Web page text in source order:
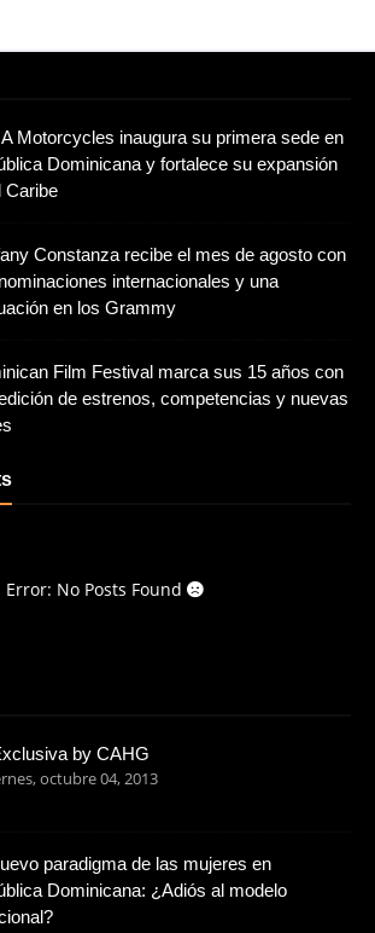
Motorcycles inaugura su primera sede en
Dominicana y fortalece su expansión
Caribe
Constanza recibe el mes de agosto con
internacionales y una
en los Grammy
Film Festival marca sus 15 años con
de estrenos, competencias y nuevas
Error: No Posts Found
by CAHG
octubre 04, 2013
paradigma de las mujeres en
Dominicana: ¿Adiós al modelo